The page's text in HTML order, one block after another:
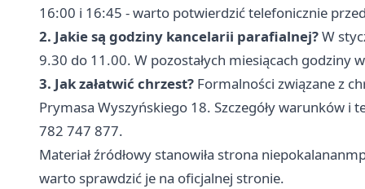
16:00 i 16:45 - warto potwierdzić telefonicznie
2. Jakie są godziny kancelarii parafialnej?W
9.30 do 11.00. W pozostałych miesiącach
3. Jak załatwić chrzest? Formalności związane z
Prymasa Wyszyńskiego 18. Szczegóły warunków
782 747 877.
Materiał źródłowy stanowiła strona
warto sprawdzić je na oficjalnej stronie.